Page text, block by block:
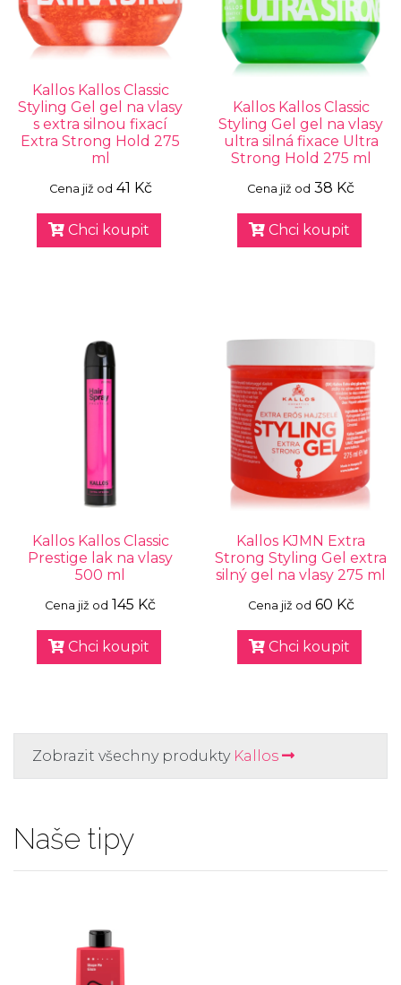
Kallos Kallos Classic
Styling Gel gel na vlasy
s extra silnou fixací
Extra Strong Hold 275
ml
Cena již od 41 Kč
Chci koupit
Kallos Kallos Classic
Styling Gel gel na vlasy
ultra silná fixace Ultra
Strong Hold 275 ml
Cena již od 38 Kč
Chci koupit
Kallos Kallos Classic
Prestige lak na vlasy
500 ml
Cena již od 145 Kč
Chci koupit
Kallos KJMN Extra
Strong Styling Gel extra
silný gel na vlasy 275 ml
Cena již od 60 Kč
Chci koupit
Zobrazit všechny produkty Kallos
Naše tipy